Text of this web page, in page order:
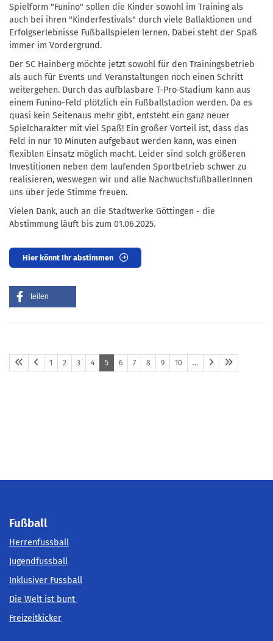
Spielform "Funino" sollen die Kinder sowohl im Training als
auch bei ihren "Kinderfestivals" durch viele Ballaktionen und
Erfolgserlebnisse Fußballspielen lernen. Dabei steht der Spaß
immer im Vordergrund.
Der SC Hainberg möchte jetzt sowohl für den Trainingsbetrieb
als auch für Events und Veranstaltungen noch einen Schritt
weitergehen. Durch das aufblasbare T-Pro-Stadium kann aus
einem Funino-Feld plötzlich ein Fußballstadion werden. Da es
quasi kein Seitenaus mehr gibt, entsteht ein ganz neuer
Spielcharakter mit viel Spaß! Ein großer Vorteil ist, dass das
Feld in nur 10 Minuten aufgebaut werden kann, was einen
flexiblen Einsatz möglich macht. Leider sind solch größeren
Investitionen neben dem laufenden Sportbetrieb schwer zu
realisieren, weswegen wir und alle NachwuchsfußballerInnen
uns über jede Stimme freuen.
Vielen Dank, auch an die Stadtwerke Göttingen - die
Abstimmung läuft bis zum 01.06.2025.
Hier könnt Ihr abstimmen
teilen
1 2 3 4 5 6 7 8 9 10 …
Fußball
Herrenfussball
Jugendfussball
Inklusiver Fussball
Die Welt ist bunt
Freizeitkicker